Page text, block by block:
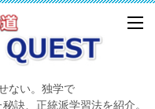
ない。独学で
訣、正統派学習法を紹介。